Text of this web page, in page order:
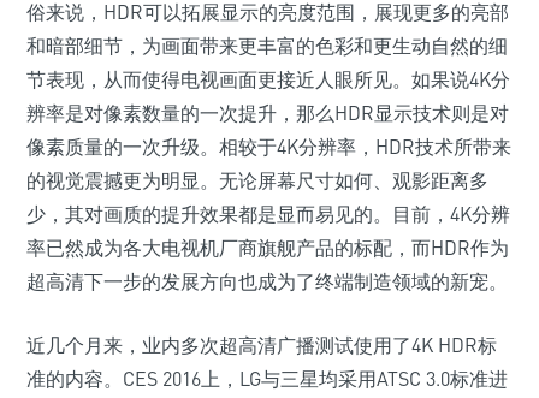
俗来说，HDR可以拓展显示的亮度范围，展现更多的亮部
和暗部细节，为画面带来更丰富的色彩和更生动自然的细
节表现，从而使得电视画面更接近人眼所见。如果说4K分
辨率是对像素数量的一次提升，那么HDR显示技术则是对
像素质量的一次升级。相较于4K分辨率，HDR技术所带来
的视觉震撼更为明显。无论屏幕尺寸如何、观影距离多
少，其对画质的提升效果都是显而易见的。目前，4K分辨
率已然成为各大电视机厂商旗舰产品的标配，而HDR作为
超高清下一步的发展方向也成为了终端制造领域的新宠。
近几个月来，业内多次超高清广播测试使用了4K HDR标
准的内容。CES 2016上，LG与三星均采用ATSC 3.0标准进